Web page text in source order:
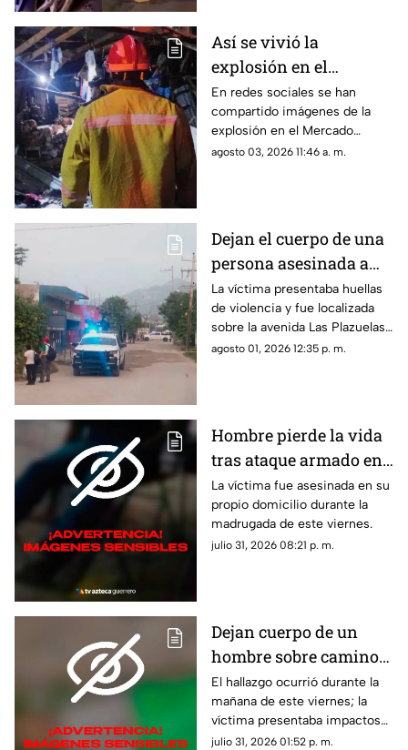
Así se vivió la
explosión en el
Mercado Central de
Acapulco que dejó
varios locales
afectados
En redes sociales se han
compartido imágenes de la
explosión en el Mercado
Central de Acapulco que dejó
agosto 03, 2026 11:46 a. m.
Dejan el cuerpo de una
persona asesinada a
balazos en la Sabana
La víctima presentaba huellas
de violencia y fue localizada
sobre la avenida Las Plazuelas
durante la madrugada.
agosto 01, 2026 12:35 p. m.
Hombre pierde la vida
tras ataque armado en
suburbio de Acapulco
La víctima fue asesinada en su
propio domicilio durante la
madrugada de este viernes.
julio 31, 2026 08:21 p. m.
Dejan cuerpo de un
hombre sobre camino
de terracería en Iguala
El hallazgo ocurrió durante la
mañana de este viernes; la
víctima presentaba impactos
de bala.
julio 31, 2026 01:52 p. m.